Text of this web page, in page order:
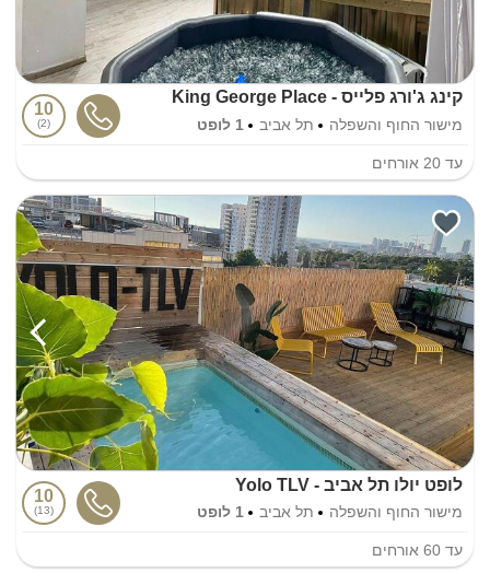
קינג ג'ורג פלייס - King George Place
מישור החוף והשפלה תל אביב 1 לופט
10
2
עד 20 אורחים
לופט יולו תל אביב - Yolo TLV
מישור החוף והשפלה תל אביב 1 לופט
10
13
עד 60 אורחים